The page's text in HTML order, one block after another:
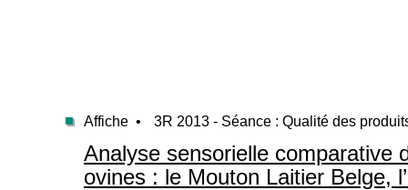
Affiche • 3R 2013 - Séance : Qualité des
Analyse sensorielle comparative
ovines : le Mouton Laitier Belge,